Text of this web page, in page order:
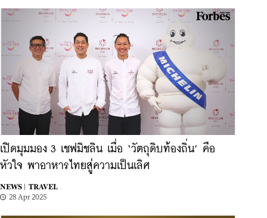
เปิดมุมมอง 3 เชฟมิชลิน เมื่อ ‘วัตถุดิบท้องถิ่น’ คือ
หัวใจ พาอาหารไทยสู่ความเป็นเลิศ
NEWS |
TRAVEL
28 Apr 2025